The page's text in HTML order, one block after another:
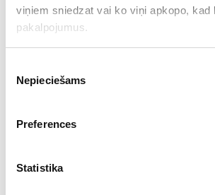
viņiem sniedzat vai ko viņi apkopo, kad
pakalpojumus.
izvēle
Nepieciešams
Preferences
Statistika
novēršanas un apkarošanas birojam
noziedzīgu nodarījumu.
administratīvo pārkāpumu
, informējam
Korupcijas novēršanas un
amatpersonu darbībā" pārkāpumiem;